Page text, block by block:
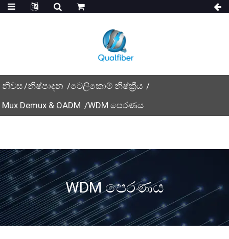
නිවස නිෂ්පාදන
ටෙලිකොම් නිෂ්ක්‍රීය
Mux Demux & OADM
WDM පෙරණය
WDM පෙරණය